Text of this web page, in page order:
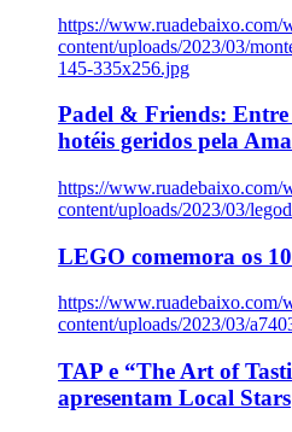
https://www.ruadebaixo.com/
content/uploads/2023/03/
145-335x256.jpg
Padel & Friends: Entre
hotéis geridos pela
https://www.ruadebaixo.com/
content/uploads/2023/03/
LEGO comemora os
https://www.ruadebaixo.com/
content/uploads/2023/03/
TAP e “The Art of
apresentam Local Stars